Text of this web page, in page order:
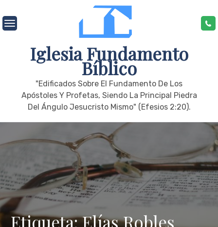
to
content
Iglesia Fundamento
Bíblico
"edificados Sobre El Fundamento De Los
Apóstoles Y Profetas, Siendo La Principal Piedra
Del Ángulo Jesucristo Mismo" (Efesios 2:20).
Etiqueta:Elías Robles